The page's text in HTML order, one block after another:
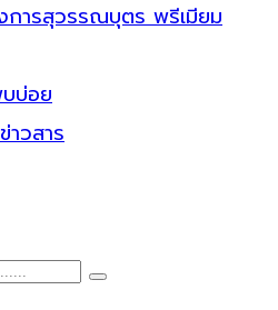
การสุวรรณบุตร พรีเมียม
บ่อย
าวสาร